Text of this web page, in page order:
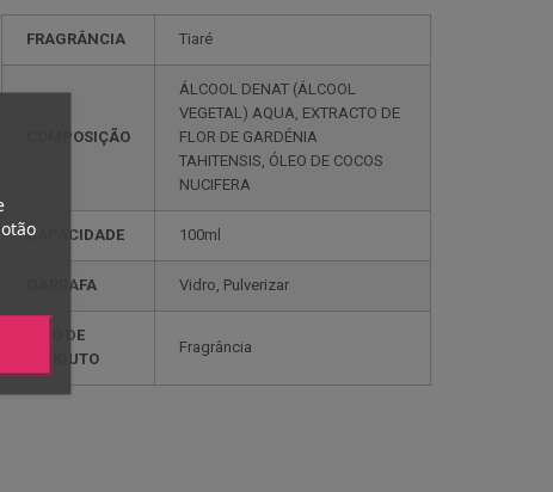
FRAGRÂNCIA Tiaré
COMPOSIÇÃO
ÁLCOOL DENAT (ÁLCOOL
VEGETAL) AQUA, EXTRACTO DE
FLOR DE GARDÉNIA
TAHITENSIS, ÓLEO DE COCOS
NUCIFERA
CAPACIDADE 100ml
GARRAFA Vidro, Pulverizar
TIPO DE
PRODUTO
Fragrância